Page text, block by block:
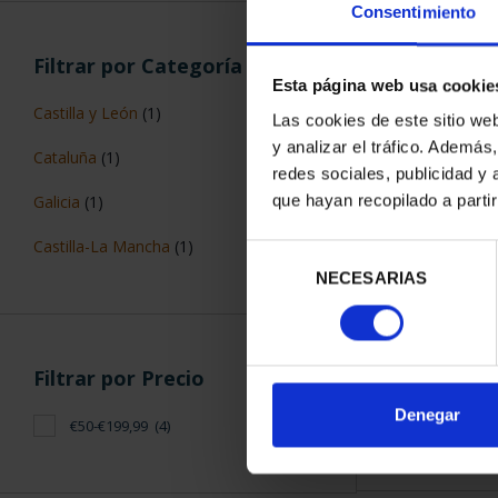
Consentimiento
Esta página web usa
Las cookies de este sitio
y analizar el tráfico.
redes sociales, publicidad y
que hayan recopilado a
consentimiento
NECESARIAS
Denegar
Filtrar por Categoría
Castilla y León (1)
Cataluña (1)
Galicia (1)
Castilla-La Mancha (1)
Filtrar por Precio
€50-€199,99 (4)
CIUDADES
ORDENAR POR: